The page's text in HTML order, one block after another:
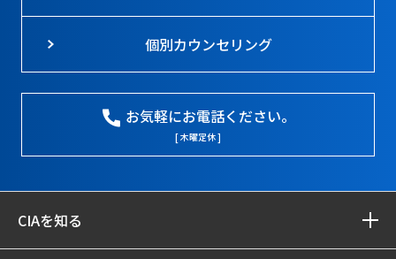
個別カウンセリング
お気軽にお電話ください。
[ 木曜定休 ]
CIAを知る